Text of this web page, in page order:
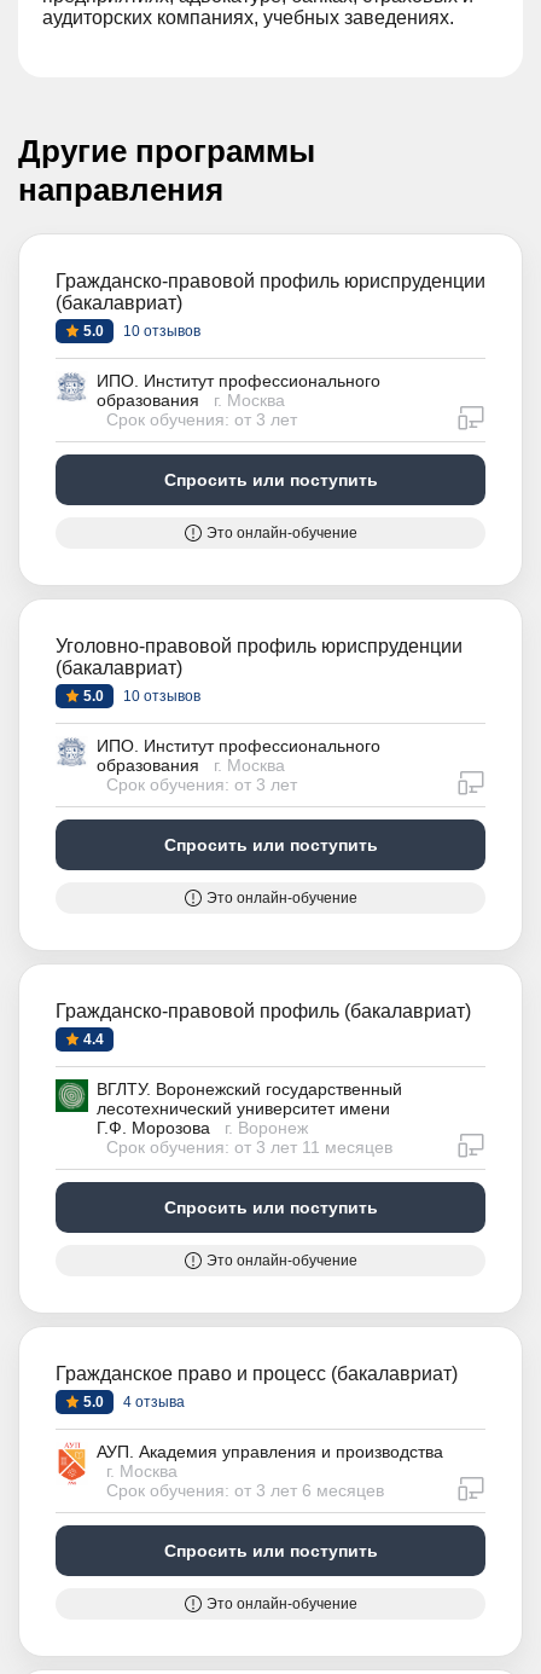
аудиторских компаниях, учебных заведениях.
Другие программы
направления
Гражданско-правовой профиль юриспруденции
(бакалавриат)
5.0 10 отзывов
ИПО. Институт профессионального
образования
г. Москва
Срок обучения: от 3 лет
Спросить или поступить
Это онлайн-обучение
Уголовно-правовой профиль юриспруденции
(бакалавриат)
5.0 10 отзывов
ИПО. Институт профессионального
образования
г. Москва
Срок обучения: от 3 лет
Спросить или поступить
Это онлайн-обучение
Гражданско-правовой профиль (бакалавриат)
4.4
ВГЛТУ. Воронежский государственный
лесотехнический университет имени
Г.Ф. Морозова
г. Воронеж
Срок обучения: от 3 лет 11 месяцев
Спросить или поступить
Это онлайн-обучение
Гражданское право и процесс (бакалавриат)
5.0 4 отзыва
АУП. Академия управления и производства
г. Москва
Срок обучения: от 3 лет 6 месяцев
Спросить или поступить
Это онлайн-обучение